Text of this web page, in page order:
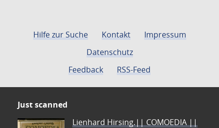
Hilfe zur Suche Kontakt
Impressum
Datenschutz
Feedback
RSS-Feed
Just scanned
Lienhard Hirsing.|| COMOEDIA ||